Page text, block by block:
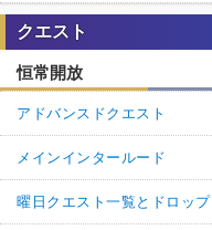
クエスト
恒常開放
アドバンスドクエスト
メインインタールード
曜日クエスト一覧とドロップ